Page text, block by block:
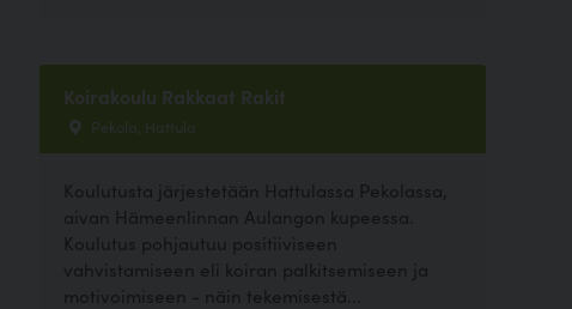
Koirakoulu Rakkaat Rakit
Pekola, Hattula
Koulutusta järjestetään Hattulassa Pekolassa,
aivan Hämeenlinnan Aulangon kupeessa.
Koulutus pohjautuu positiiviseen
vahvistamiseen eli koiran palkitsemiseen ja
motivoimiseen - näin tekemisestä...